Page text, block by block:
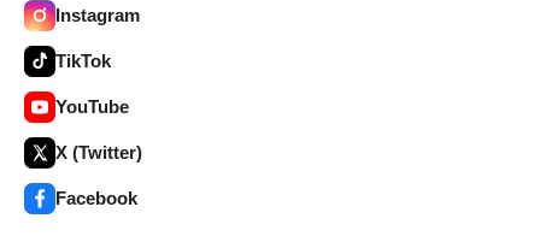
Instagram
TikTok
YouTube
X (Twitter)
Facebook